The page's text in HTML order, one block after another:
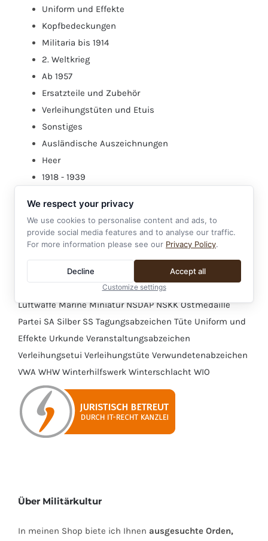
Uniform und Effekte
Kopfbedeckungen
Militaria bis 1914
2. Weltkrieg
Ab 1957
Ersatzteile und Zubehör
Verleihungstüten und Etuis
Sonstiges
Ausländische Auszeichnungen
Heer
1918 - 1939
Schlagworte
Adler Bandspange Bodenfund DA Dienstauszeichnung
Erkennungsmarke
Heer Hitlerjugend
Koppelschloss Kriegsmarine
Luftwaffe Marine Miniatur NSDAP NSKK Ostmedaille
Partei SA Silber SS Tagungsabzeichen Tüte Uniform und
Effekte Urkunde Veranstaltungsabzeichen
Verleihungsetui Verleihungstüte Verwundetenabzeichen
VWA WHW Winterhilfswerk Winterschlacht WIO
Über Militärkultur
In meinen Shop biete ich Ihnen ausgesuchte Orden,
We respect your privacy
We use cookies to personalise content and ads, to
provide social media features and to analyse our traffic.
For more information please see our Privacy Policy.
Accept all
Decline
Customize settings